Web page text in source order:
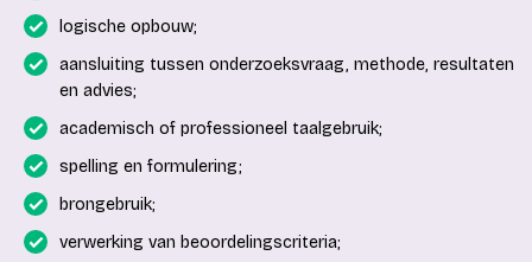
logische opbouw;
aansluiting tussen onderzoeksvraag, methode, resultaten
en advies;
academisch of professioneel taalgebruik;
spelling en formulering;
brongebruik;
verwerking van beoordelingscriteria;